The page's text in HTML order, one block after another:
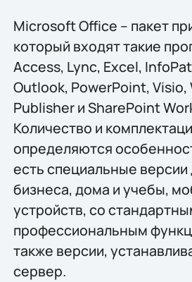
Microsoft Office – пакет
который входят такие
Access, Lync, Excel,
Outlook, PowerPoint,
Publisher и SharePoint
Количество и
определяются
есть специальные версии
бизнеса, дома и учебы,
устройств, со
профессиональным
также версии,
сервер.